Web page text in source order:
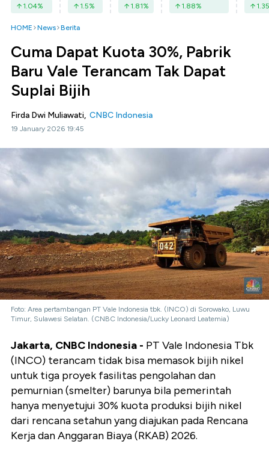
1.04% 1.5% 1.81% 1.88% 1.35
HOME News Berita
Cuma Dapat Kuota 30%, Pabrik
Baru Vale Terancam Tak Dapat
Suplai Bijih
Firda Dwi Muliawati, CNBC Indonesia
19 January 2026 19:45
Foto: Area pertambangan PT Vale Indonesia tbk. (INCO) di Sorowako, Luwu
Timur, Sulawesi Selatan. (CNBC Indonesia/Lucky Leonard Leatemia)
Jakarta, CNBC Indonesia - PT Vale Indonesia Tbk
(INCO) terancam tidak bisa memasok bijih nikel
untuk tiga proyek fasilitas pengolahan dan
pemurnian (smelter) barunya bila pemerintah
hanya menyetujui 30% kuota produksi bijih nikel
dari rencana setahun yang diajukan pada Rencana
Kerja dan Anggaran Biaya (RKAB) 2026.